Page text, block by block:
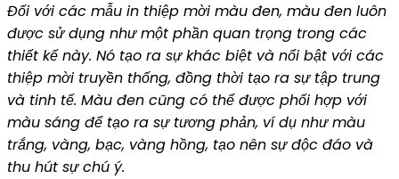
Đối với các mẫu in thiệp mời màu đen, màu đen luôn
được sử dụng như một phần quan trọng trong các
thiết kế này. Nó tạo ra sự khác biệt và nổi bật với các
thiệp mời truyền thống, đồng thời tạo ra sự tập trung
và tinh tế. Màu đen cũng có thể được phối hợp với
màu sáng để tạo ra sự tương phản, ví dụ như màu
trắng, vàng, bạc, vàng hồng, tạo nên sự độc đáo và
thu hút sự chú ý.